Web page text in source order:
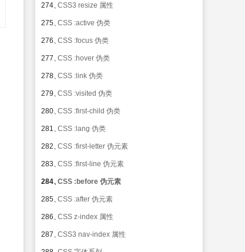
274、CSS3 resize 属性
275、CSS :active 伪类
276、CSS :focus 伪类
277、CSS :hover 伪类
278、CSS :link 伪类
279、CSS :visited 伪类
280、CSS :first-child 伪类
281、CSS :lang 伪类
282、CSS :first-letter 伪元素
283、CSS :first-line 伪元素
284、CSS :before 伪元素
285、CSS :after 伪元素
286、CSS z-index 属性
287、CSS3 nav-index 属性